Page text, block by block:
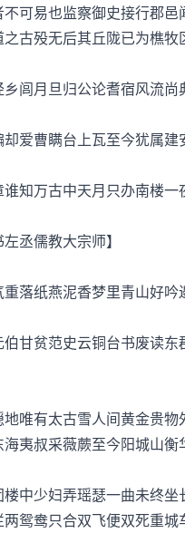
可易也监察御史接行郡
古殁无后其丘陇已为樵
月旦归公论耆宿风流尚
爱曹瞒台上瓦至今犹属建
万古中天月只办南楼一
丞儒教大宗师】
纸燕泥香梦里青山好吟
贫范史云铜台书废读东
有太古雪人间黄金贵物
夷叔采薇蕨至今阳城山
少妇弄瑶瑟一曲未终坐
鸳鸯只合双飞便双死重